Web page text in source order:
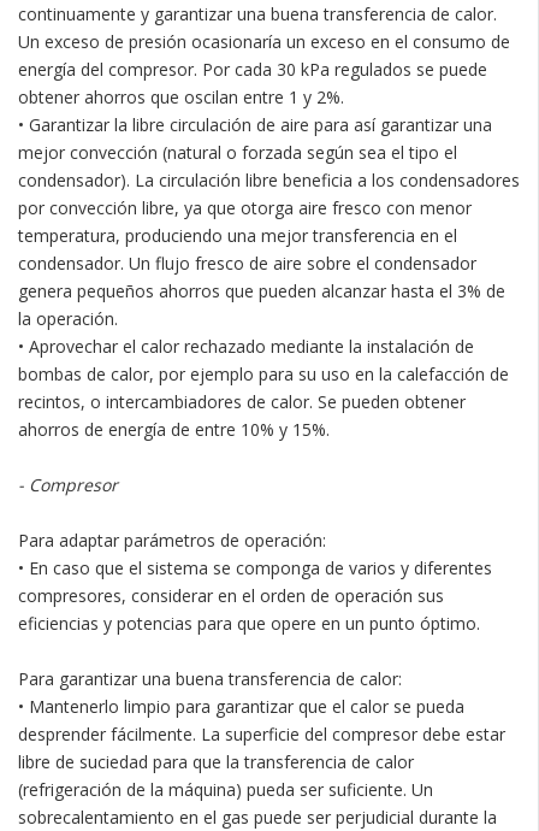
continuamente y garantizar una buena transferencia de calor.
Un exceso de presión ocasionaría un exceso en el consumo de
energía del compresor. Por cada 30 kPa regulados se puede
obtener ahorros que oscilan entre 1 y 2%.
• Garantizar la libre circulación de aire para así garantizar una
mejor convección (natural o forzada según sea el tipo el
condensador). La circulación libre beneficia a los condensadores
por convección libre, ya que otorga aire fresco con menor
temperatura, produciendo una mejor transferencia en el
condensador. Un flujo fresco de aire sobre el condensador
genera pequeños ahorros que pueden alcanzar hasta el 3% de
la operación.
• Aprovechar el calor rechazado mediante la instalación de
bombas de calor, por ejemplo para su uso en la calefacción de
recintos, o intercambiadores de calor. Se pueden obtener
ahorros de energía de entre 10% y 15%.
- Compresor
Para adaptar parámetros de operación:
• En caso que el sistema se componga de varios y diferentes
compresores, considerar en el orden de operación sus
eficiencias y potencias para que opere en un punto óptimo.
Para garantizar una buena transferencia de calor:
• Mantenerlo limpio para garantizar que el calor se pueda
desprender fácilmente. La superficie del compresor debe estar
libre de suciedad para que la transferencia de calor
(refrigeración de la máquina) pueda ser suficiente. Un
sobrecalentamiento en el gas puede ser perjudicial durante la